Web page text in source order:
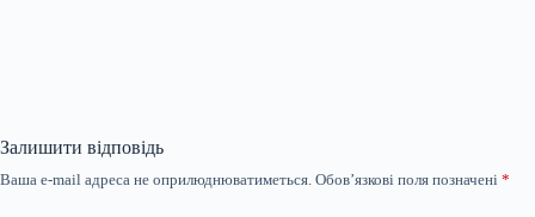
Залишити відповідь
Ваша e-mail адреса не оприлюднюватиметься. Обов’язкові поля позначені *